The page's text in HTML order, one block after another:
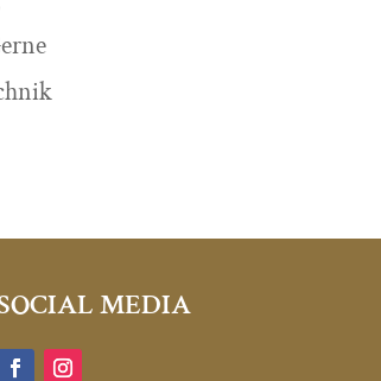
MEDIA